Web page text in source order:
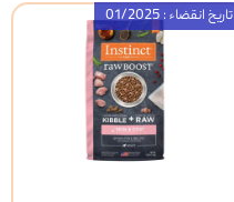
تاریخ انقضاء : 01/2025